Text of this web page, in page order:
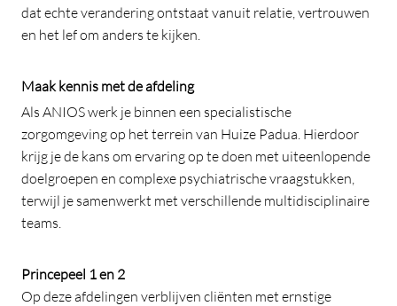
dat echte verandering ontstaat vanuit relatie, vertrouwen
en het lef om anders te kijken.
Maak kennis met de afdeling
Als ANIOS werk je binnen een specialistische
zorgomgeving op het terrein van Huize Padua. Hierdoor
krijg je de kans om ervaring op te doen met uiteenlopende
doelgroepen en complexe psychiatrische vraagstukken,
terwijl je samenwerkt met verschillende multidisciplinaire
teams.
Princepeel 1 en 2
Op deze afdelingen verblijven cliënten met ernstige